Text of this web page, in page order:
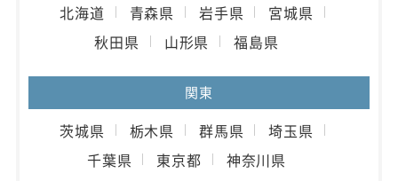
北海道 青森県 岩手県
宮城県
秋田県
山形県 福島県
関東
茨城県 栃木県 群馬県
埼玉県
千葉県
東京都 神奈川県